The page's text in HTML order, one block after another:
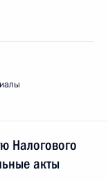
Налогового
акты